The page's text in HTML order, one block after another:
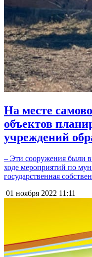
На месте
объектов
учреждений
– Эти сооружения были
ходе мероприятий по
государственная
01 ноября 2022 11:11